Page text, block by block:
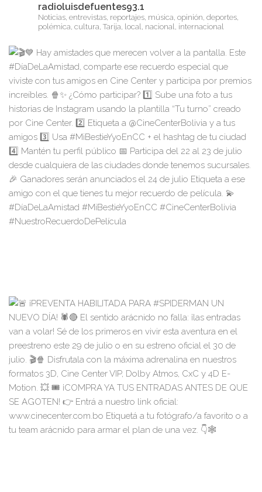
radioluisdefuentes93.1
Noticias, entrevistas, reportajes, música, opinión, deportes,
polémica, cultura, Tarija, local, nacional, internacional